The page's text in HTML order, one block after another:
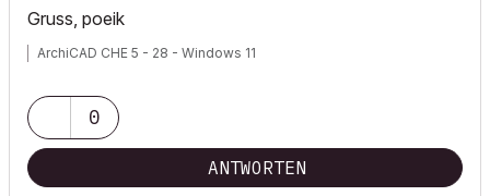
Gruss, poeik
ArchiCAD CHE 5 - 28 - Windows 11
0
ANTWORTEN